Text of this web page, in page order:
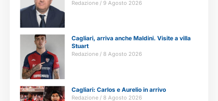
Redazione 9 Agosto 2026
Cagliari, arriva anche Maldini. Visite a villa
Stuart
Redazione 8 Agosto 2026
Cagliari: Carlos e Aurelio in arrivo
Redazione 8 Agosto 2026